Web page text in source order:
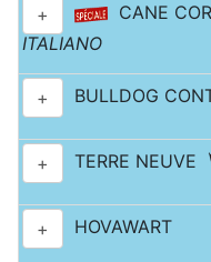
+ CANE
ITALIANO
+ BULLDOG
+ TERRE NEUVE
+ HOVAWART